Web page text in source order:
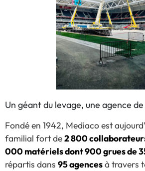
Un géant du levage, une agence
Fondé en 1942, Mediaco est
familial fort de2 800
000 matériels dont 900 grues de
répartis dans 95 agencesà travers